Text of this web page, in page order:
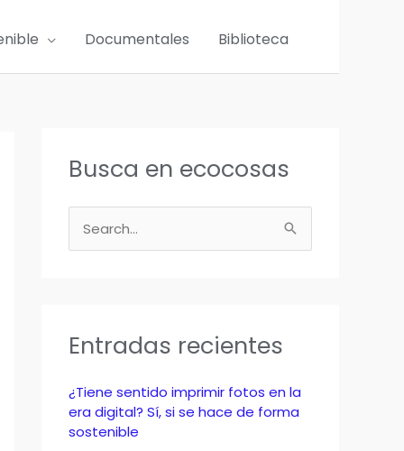
Documentales Biblioteca
Busca en ecocosas
u
r
o
r
Entradas recientes
¿Tiene sentido imprimir fotos en la
era digital? Sí, si se hace de forma
sostenible